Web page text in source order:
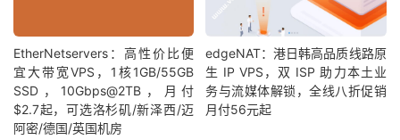
EtherNetservers：高性价比便
宜大带宽VPS，1核1GB/55GB
SSD，10Gbps@2TB，月付
$2.7起，可选洛杉矶/新泽西/迈
阿密/德国/英国机房
edgeNAT：港日韩高品质线路原
生 IP VPS，双 ISP 助力本土业
务与流媒体解锁，全线八折促销
月付56元起